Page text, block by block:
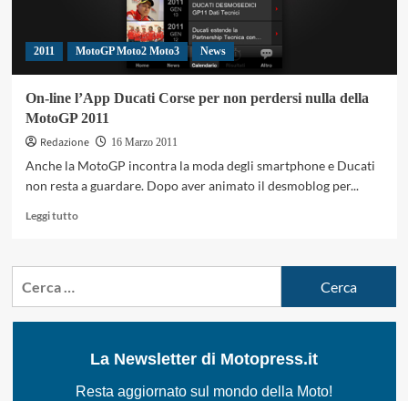
2011 MotoGP Moto2 Moto3 News
On-line l’App Ducati Corse per non perdersi nulla della
MotoGP 2011
Redazione
16 Marzo 2011
Anche la MotoGP incontra la moda degli smartphone e Ducati
non resta a guardare. Dopo aver animato il desmoblog per...
Leggi tuttoLeggi
su
Corse
per
non
La Newsletter di Motopress.it
Resta aggiornato sul mondo della Moto!